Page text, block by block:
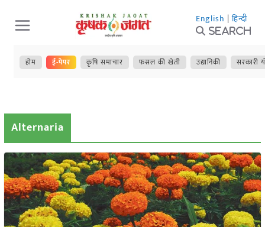
Skip
to
content
English | हिन्दी
Search
होम ई-पेपर कृषि समाचार फसल की खेती उद्यानिकी सरकारी
Alternaria